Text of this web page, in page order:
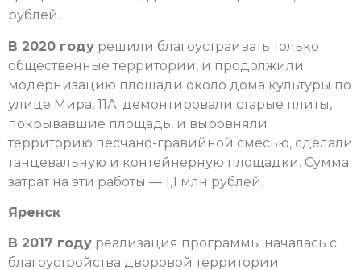
рублей.
В 2020 году решили благоустраивать только
общественные территории, и продолжили
модернизацию площади около дома культуры по
улице Мира, 11А: демонтировали старые плиты,
покрывавшие площадь, и выровняли
территорию песчано-гравийной смесью, сделали
танцевальную и контейнерную площадки. Сумма
затрат на эти работы — 1,1 млн рублей.
Яренск
В 2017 году реализация программы началась с
благоустройства дворовой территории